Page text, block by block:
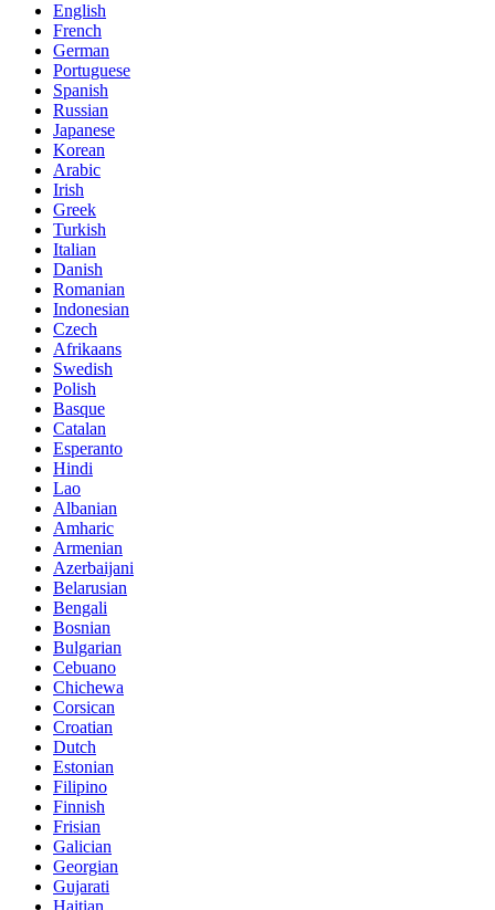
English
French
German
Portuguese
Spanish
Russian
Japanese
Korean
Arabic
Irish
Greek
Turkish
Italian
Danish
Romanian
Indonesian
Czech
Afrikaans
Swedish
Polish
Basque
Catalan
Esperanto
Hindi
Lao
Albanian
Amharic
Armenian
Azerbaijani
Belarusian
Bengali
Bosnian
Bulgarian
Cebuano
Chichewa
Corsican
Croatian
Dutch
Estonian
Filipino
Finnish
Frisian
Galician
Georgian
Gujarati